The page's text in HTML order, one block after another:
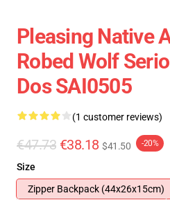
Pleasing Native
Robed Wolf
Dos SAI0505
(1 customer reviews)
€47.73 €38.18 $41.50 -20%
Size
Zipper Backpack (44x26x15cm)